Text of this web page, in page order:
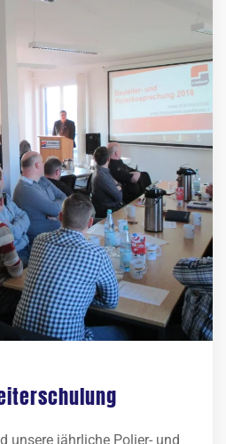
unsere jährliche Polier- und